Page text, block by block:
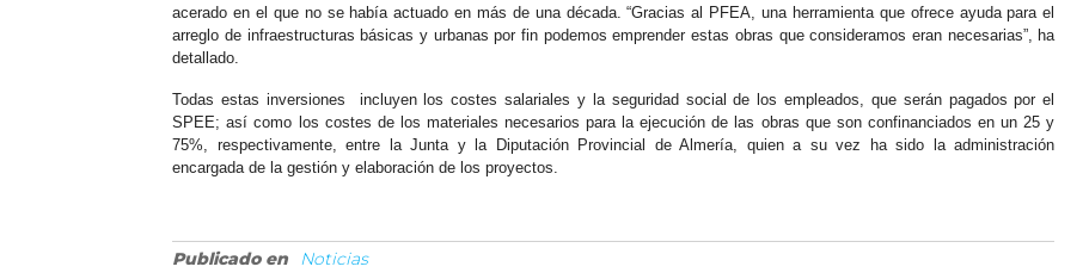
acerado en el que no se había actuado en más de una década. “Gracias al PFEA, una herramienta que ofrece ayuda para el
arreglo de infraestructuras básicas y urbanas por fin podemos emprender estas obras que consideramos eran necesarias”, ha
detallado.
Todas estas inversiones incluyen los costes salariales y la seguridad social de los empleados, que serán pagados por el
SPEE; así como los costes de los materiales necesarios para la ejecución de las obras que son confinanciados en un 25 y
75%, respectivamente, entre la Junta y la Diputación Provincial de Almería, quien a su vez ha sido la administración
encargada de la gestión y elaboración de los proyectos.
Publicado en Noticias